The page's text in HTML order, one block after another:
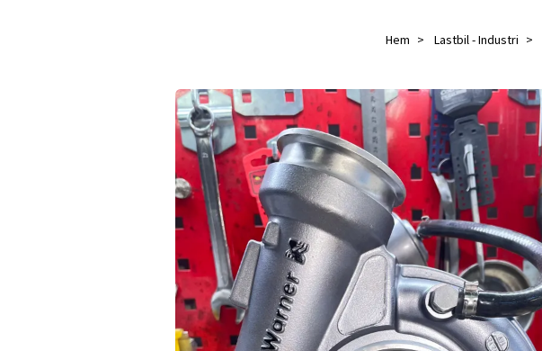
Hem Lastbil - Industri